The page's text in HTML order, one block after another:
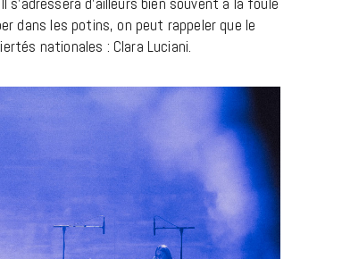
dans les potins, on peut rappeler que le
nationales : Clara Luciani.
LIFESTYLE
Gainsbourg, toute une vie :
documentaire plus Ginsburg que
Gainsbarre à ne pas manquer sur
France 3